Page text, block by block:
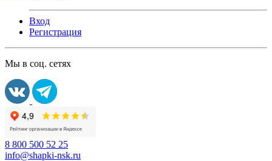
Вход
Регистрация
Мы в соц. сетях
8 800 500 52 25
info@shapki-nsk.ru